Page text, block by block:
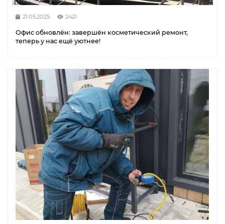
21.05.2025 2421
Офис обновлён: завершён косметический ремонт,
теперь у нас ещё уютнее!